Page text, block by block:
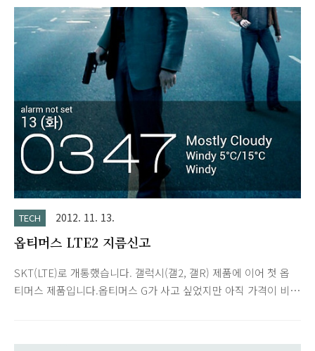
다.)젤리빈 업그레이드 후 공장초기화는 OS 버전은 젤리빈으로
유지되지만 기존의 개인 정보, 설정 그리고 내부 저장소 데이터
는 모두 지워집니다. Tip. 젤리빈 업그레이드 -> 백업 -> 공장초기
화 -> 복원하시면 설정 등이 유지됩니다.내부 저장소 데이터는
LG PC Suite의 동기화 기능을 이용하여 컴퓨터로 옮겨 놓아야
합니다. 전화 ->다이얼에서 ##700629# 입력후 "휴대폰의 모든 데
이터가 초기화됩니다."라는 초기화 안내창이 나타나면 확인 클릭
후..
TECH 2012. 11. 13.
옵티머스 LTE2 지름신고
SKT(LTE)로 개통했습니다. 갤럭시(갤2, 갤R) 제품에 이어 첫 옵
티머스 제품입니다.옵티머스 G가 사고 싶었지만 아직 가격이 비
네요. *옵티머스 LTE2 스크린샷 찍는법 : 볼륨 하단키와 전원버튼